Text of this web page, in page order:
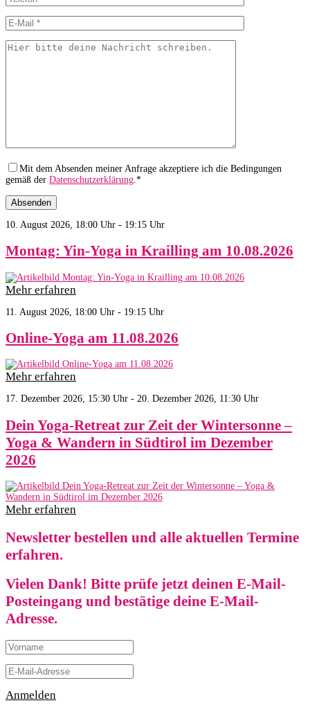
Mit dem Absenden meiner Anfrage akzeptiere ich die Bedingungen
gemäß der Datenschutzerklärung .*
10. August 2026, 18:00 Uhr - 19:15 Uhr
Montag: Yin-Yoga in Krailling am 10.08.2026
Mehr erfahren
11. August 2026, 18:00 Uhr - 19:15 Uhr
Online-Yoga am 11.08.2026
Mehr erfahren
17. Dezember 2026, 15:30 Uhr - 20. Dezember 2026, 11:30 Uhr
Dein Yoga-Retreat zur Zeit der Wintersonne –
Yoga & Wandern in Südtirol im Dezember
2026
Mehr erfahren
Newsletter bestellen und alle aktuellen Termine
erfahren.
Vielen Dank! Bitte prüfe jetzt deinen E-Mail-
Posteingang und bestätige deine E-Mail-
Adresse.
Anmelden